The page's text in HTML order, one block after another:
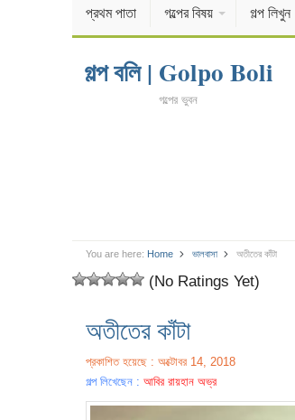
প্রথম পাতা গল্পের বিষয় গল্প লিখুন
গল্প বলি | Golpo Boli
গল্পের ভুবন
You are here: Home ভালবাসা অতীতের কাঁটা
(No Ratings Yet)
অতীতের কাঁটা
প্রকাশিত হয়েছে : অক্টোবর 14, 2018
গল্প লিখেছেন : আবির রায়হান অভ্র